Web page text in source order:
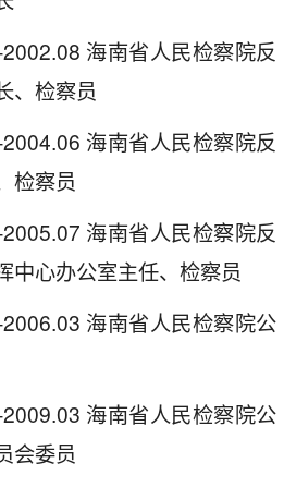
海南省人民检察院反
、检察员
海南省人民检察院反
检察员
海南省人民检察院反
中心办公室主任、检察员
海南省人民检察院公
海南省人民检察院公
会委员